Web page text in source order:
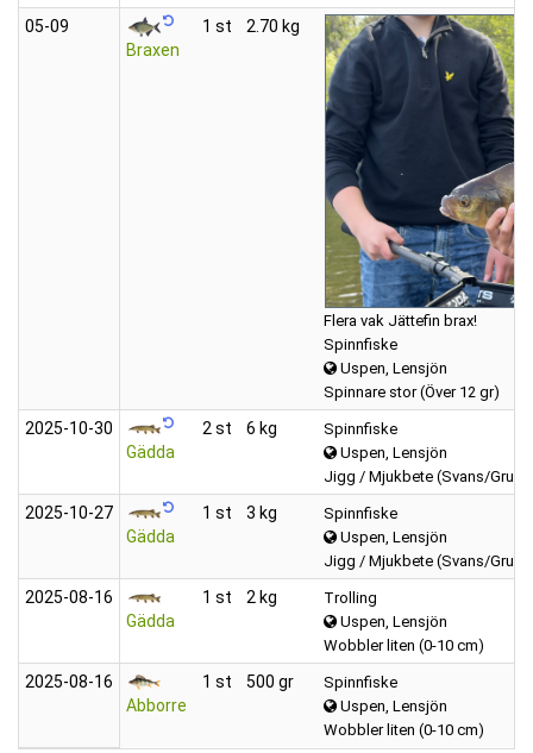
05‑09
Braxen
1 st 2.70 kg
Flera vak Jättefin brax!
Spinnfiske
Uspen, Lensjön
Spinnare stor (Över 12 gr)
2025‑10‑30
Gädda
2 st 6 kg
Spinnfiske
Uspen, Lensjön
Jigg / Mjukbete (Svans/Grub)
2025‑10‑27
Gädda
1 st 3 kg
Spinnfiske
Uspen, Lensjön
Jigg / Mjukbete (Svans/Grub)
2025‑08‑16
Gädda
1 st 2 kg
Trolling
Uspen, Lensjön
Wobbler liten (0-10 cm)
2025‑08‑16
Abborre
1 st 500 gr
Spinnfiske
Uspen, Lensjön
Wobbler liten (0-10 cm)